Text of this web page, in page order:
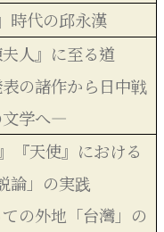
時代の邱永漢
人』に至る道
の諸作から日中戦
文学へ―
『天使』における
論」の実践
の外地「台灣」の